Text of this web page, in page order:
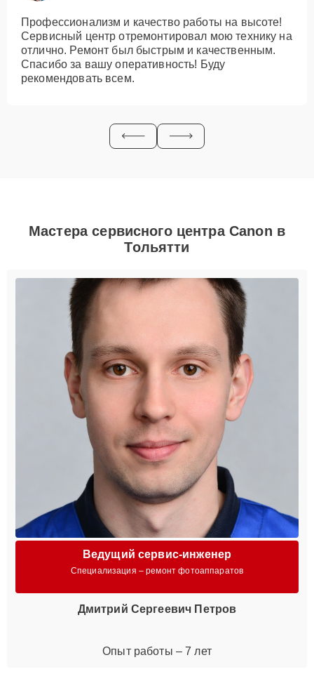
Профессионализм и качество работы на высоте!
Сервисный центр отремонтировал мою технику на
отлично. Ремонт был быстрым и качественным.
Спасибо за вашу оперативность! Буду
рекомендовать всем.
Мастера сервисного центра Canon в
Тольятти
Ведущий сервис-инженер
Специализация – ремонт фотоаппаратов
Дмитрий Сергеевич Петров
Опыт работы – 7 лет